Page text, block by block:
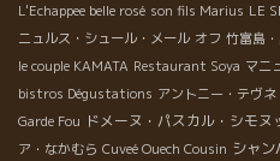
L'Echappee belle rosé son fils Marius LE
ニュルス・シュール・メール オフ 竹富島
le couple KAMATA Restaurant Soya マニ
bistros Dégustations アントニー・テヴネ
Garde Fou ドメーヌ・パスカル・シモヌ
ア・なかむら Cuveé Ouech Cousin シャン